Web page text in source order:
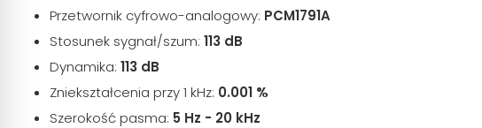
Przetwornik cyfrowo-analogowy: PCM1791A
Stosunek sygnał/szum: 113 dB
Dynamika: 113 dB
Zniekształcenia przy 1 kHz: 0.001 %
Szerokość pasma: 5 Hz - 20 kHz